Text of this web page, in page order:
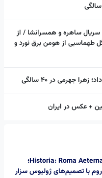
سریال ساهره و همسرانشا / از
طهماسبی از هومن برق نورد و
جهرمی در ۴۰ سالگی
+ عکس در ایران
معرفی بازی Historia: Roma Aeterna؛
با تصمیم‌های ژولیوس سزار